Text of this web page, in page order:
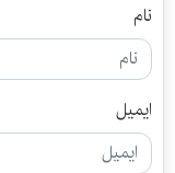
نام
ایمیل